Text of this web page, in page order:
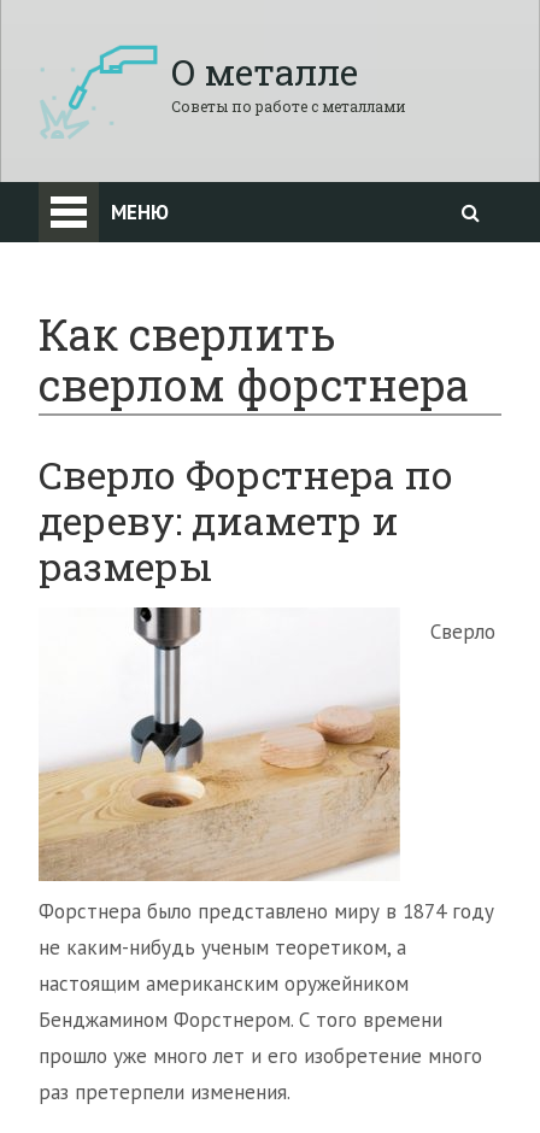
О металле
Советы по работе с металлами
МЕНЮ
Как сверлить
сверлом форстнера
Сверло Форстнера по
дереву: диаметр и
размеры
Сверло
Форстнера было представлено миру в 1874 году
не каким-нибудь ученым теоретиком, а
настоящим американским оружейником
Бенджамином Форстнером. С того времени
прошло уже много лет и его изобретение много
раз претерпели изменения.